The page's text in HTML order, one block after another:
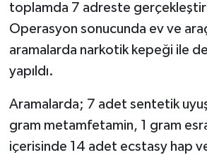
toplamda 7 adreste
Operasyon sonucunda ev ve
aramalarda narkotik kepeği ile
yapıldı.
Aramalarda; 7 adet sentetik
gram metamfetamin, 1 gram
içerisinde 14 adet ecstasy hap